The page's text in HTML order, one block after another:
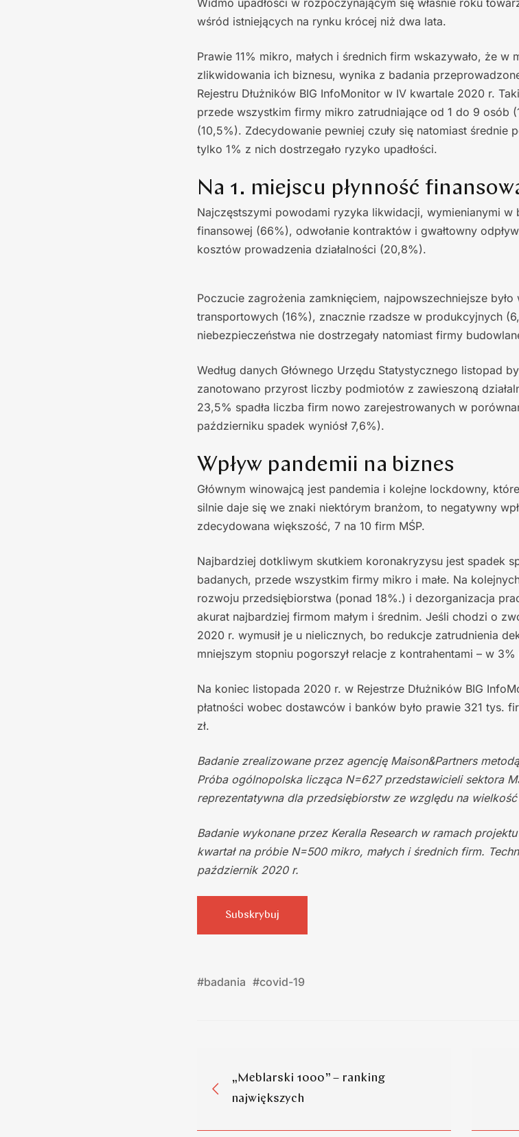
wśród istniejących na rynku krócej niż dwa lata.
Prawie 11% mikro, małych i średnich firm wskazywało, że w
zlikwidowania ich biznesu, wynika z badania
Rejestru Dłużników BIG InfoMonitor w IV kwartale 2020 r.
przede wszystkim firmy mikro zatrudniające od 1 do 9 osób
(10,5%). Zdecydowanie pewniej czuły się natomiast
tylko 1% z nich dostrzegało ryzyko upadłości.
Na 1. miejscu płynność
Najczęstszymi powodami ryzyka likwidacji, wymienianymi w
finansowej (66%), odwołanie kontraktów i gwałtowny
kosztów prowadzenia działalności (20,8%).
Poczucie zagrożenia zamknięciem, najpowszechniejsze
transportowych (16%), znacznie rzadsze w produkcyjnych
niebezpieczeństwa nie dostrzegały natomiast firmy
Według danych Głównego Urzędu Statystycznego listopad
zanotowano przyrost liczby podmiotów z zawieszoną
23,5% spadła liczba firm nowo zarejestrowanych w
październiku spadek wyniósł 7,6%).
Wpływ pandemii na biznes
Głównym winowajcą jest pandemia i kolejne lockdowny,
silnie daje się we znaki niektórym branżom, to negatywny
zdecydowana większość, 7 na 10 firm MŚP.
Najbardziej dotkliwym skutkiem koronakryzysu jest spadek
badanych, przede wszystkim firmy mikro i małe. Na
rozwoju przedsiębiorstwa (ponad 18%.) i dezorganizacja
akurat najbardziej firmom małym i średnim. Jeśli chodzi o
2020 r. wymusił je u nielicznych, bo redukcje zatrudnienia
mniejszym stopniu pogorszył relacje z kontrahentami – w
Na koniec listopada 2020 r. w Rejestrze Dłużników BIG
płatności wobec dostawców i banków było prawie 321 tys.
zł.
Badanie zrealizowane przez agencję Maison&Partners
Próba ogólnopolska licząca N=627 przedstawicieli sektora
reprezentatywna dla przedsiębiorstw ze względu na
Badanie wykonane przez Keralla Research w ramach
kwartał na próbie N=500 mikro, małych i średnich firm.
październik 2020 r.
Subskrybuj
#badania #covid-19
„Meblarski 1000” – ranking
największych